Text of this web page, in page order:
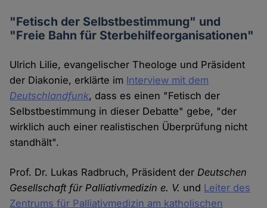
"Fetisch der Selbstbestimmung" und
"Freie Bahn für Sterbehilfeorganisationen"
Ulrich Lilie, evangelischer Theologe und Präsident
der Diakonie, erklärte im Interview mit dem
Deutschlandfunk, dass es einen "Fetisch der
Selbstbestimmung in dieser Debatte" gebe, "der
wirklich auch einer realistischen Überprüfung nicht
standhält".
Prof. Dr. Lukas Radbruch, Präsident derDeutschen
Gesellschaft für Palliativmedizin e. V. und Leiter des
Zentrums für Palliativmedizin am katholischen